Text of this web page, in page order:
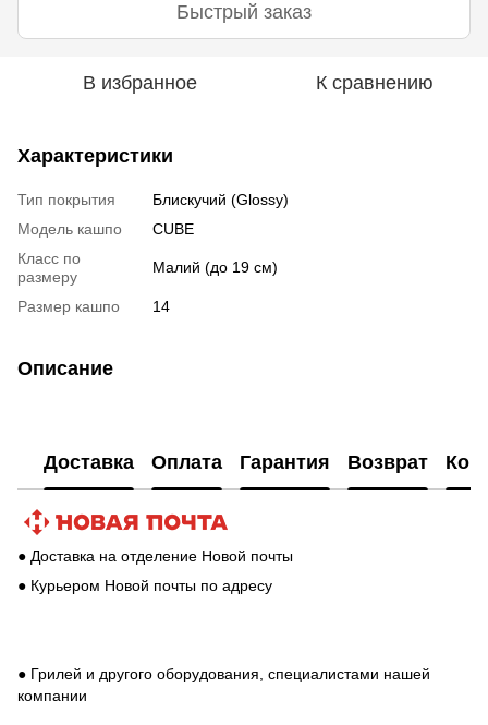
Быстрый заказ
В избранное К сравнению
Характеристики
Тип покрытия
Блискучий (Glossy)
Модель кашпо
CUBE
Класс по
размеру
Малий (до 19 см)
Размер кашпо 14
Описание
Доставка Оплата Гарантия Возврат
● Доставка на отделение Новой почты
● Курьером Новой почты по адресу
● Грилей и другого оборудования, специалистами нашей
компании